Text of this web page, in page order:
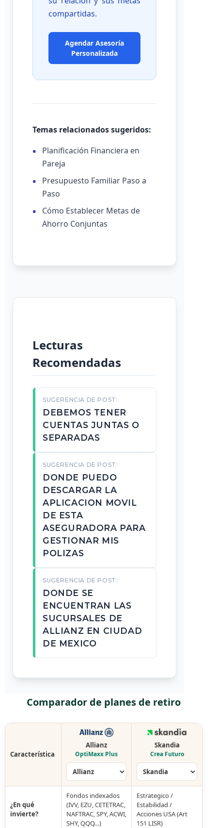
compartidas.
Agendar Asesoría
Personalizada
Temas relacionados sugeridos:
Planificación Financiera en
Pareja
Presupuesto Familiar Paso a
Paso
Cómo Establecer Metas de
Ahorro Conjuntas
Lecturas
Recomendadas
SUGERENCIA DE POST:
DEBEMOS TENER
CUENTAS JUNTAS O
SEPARADAS
SUGERENCIA DE POST:
DONDE PUEDO
DESCARGAR LA
APLICACION MOVIL
DE ESTA
ASEGURADORA PARA
GESTIONAR MIS
POLIZAS
SUGERENCIA DE POST:
DONDE SE
ENCUENTRAN LAS
SUCURSALES DE
ALLIANZ EN CIUDAD
DE MEXICO
Comparador de planes de retiro
Característica
Allianz
OptiMaxx Plus
Skandia
Crea Futuro
¿En qué
invierte?
Fondos indexados
(IVV, EZU, CETETRAC,
NAFTRAC, SPY, ACWI,
SHY, QQQ…)
Estrategico /
Estabilidad /
Acciones USA (Art
151 LISR)